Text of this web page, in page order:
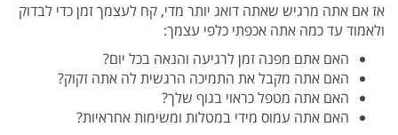
אז אם אתה מרגיש שאתה דואג יותר מדי, קח לעצמך זמן כדי לבדוק
ולאמוד עד כמה אתה אכפתי כלפי עצמך:
האם אתם מפנה זמן לרגיעה והנאה בכל יום?
האם אתה מקבל את התמיכה הרגשית לה אתה זקוק?
האם אתה מטפל כראוי בגוף שלך?
האם אתה עמוס מידי במטלות ומשימות אחראיות?